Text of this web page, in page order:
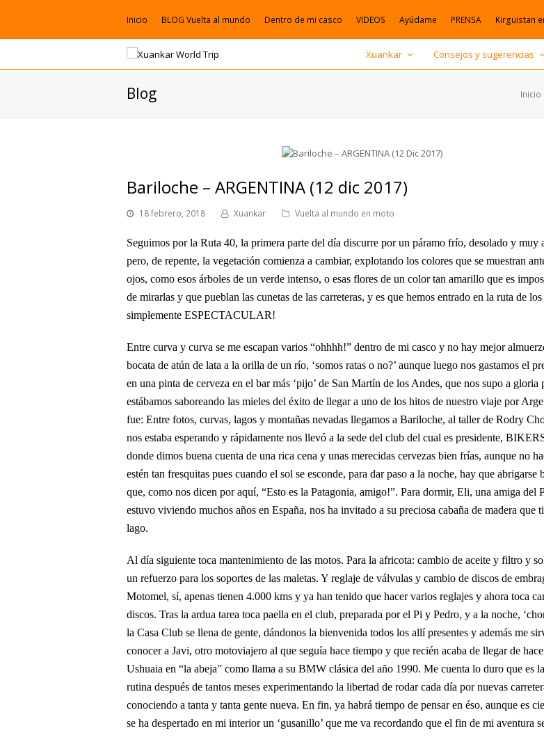
Inicio BLOG Vuelta al mundo Dentro de mi casco VIDEOS Ayúdame PRENSA Kirguistan
Xuankar Consejos y sugerencias
Blog Inicio
Bariloche – ARGENTINA (12 dic 2017)
18 febrero, 2018 Xuankar Vuelta al mundo en moto
Seguimos por la Ruta 40, la primera parte del día discurre por un páramo frío, desolado y muy
pero, de repente, la vegetación comienza a cambiar, explotando los colores que se muestran
ojos, como esos árboles de un verde intenso, o esas flores de un color tan amarillo que es
de mirarlas y que pueblan las cunetas de las carreteras, y es que hemos entrado en la ruta de
simplemente ESPECTACULAR!
Entre curva y curva se me escapan varios “ohhhh!” dentro de mi casco y no hay mejor
bocata de atún de lata a la orilla de un río, ‘somos ratas o no?’ aunque luego nos gastamos el
en una pinta de cerveza en el bar más ‘pijo’ de San Martín de los Andes, que nos supo a gloria
estábamos saboreando las mieles del éxito de llegar a uno de los hitos de nuestro viaje por
fue: Entre fotos, curvas, lagos y montañas nevadas llegamos a Bariloche, al taller de Rodry
nos estaba esperando y rápidamente nos llevó a la sede del club del cual es presidente,
donde dimos buena cuenta de una rica cena y unas merecidas cervezas bien frías, aunque no
estén tan fresquitas pues cuando el sol se esconde, para dar paso a la noche, hay que abrigarse
que, como nos dicen por aquí, “Esto es la Patagonia, amigo!”. Para dormir, Eli, una amiga del
estuvo viviendo muchos años en España, nos ha invitado a su preciosa cabaña de madera que
lago.
Al día siguiente toca mantenimiento de las motos. Para la africota: cambio de aceite y filtro y
un refuerzo para los soportes de las maletas. Y reglaje de válvulas y cambio de discos de
Motomel, sí, apenas tienen 4.000 kms y ya han tenido que hacer varios reglajes y ahora toca
discos. Tras la ardua tarea toca paella en el club, preparada por el Pi y Pedro, y a la noche,
la Casa Club se llena de gente, dándonos la bienvenida todos los allí presentes y además me
conocer a Javi, otro motoviajero al que seguía hace tiempo y que recién acaba de llegar de
Ushuaia en “la abeja” como llama a su BMW clásica del año 1990. Me cuenta lo duro que es
rutina después de tantos meses experimentando la libertad de rodar cada día por nuevas
conociendo a tanta y tanta gente nueva. En fin, ya habrá tiempo de pensar en éso, aunque es
se ha despertado en mi interior un ‘gusanillo’ que me va recordando que el fin de mi aventura